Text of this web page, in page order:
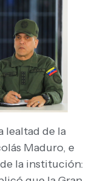
lealtad de la
Maduro, e
la institución: